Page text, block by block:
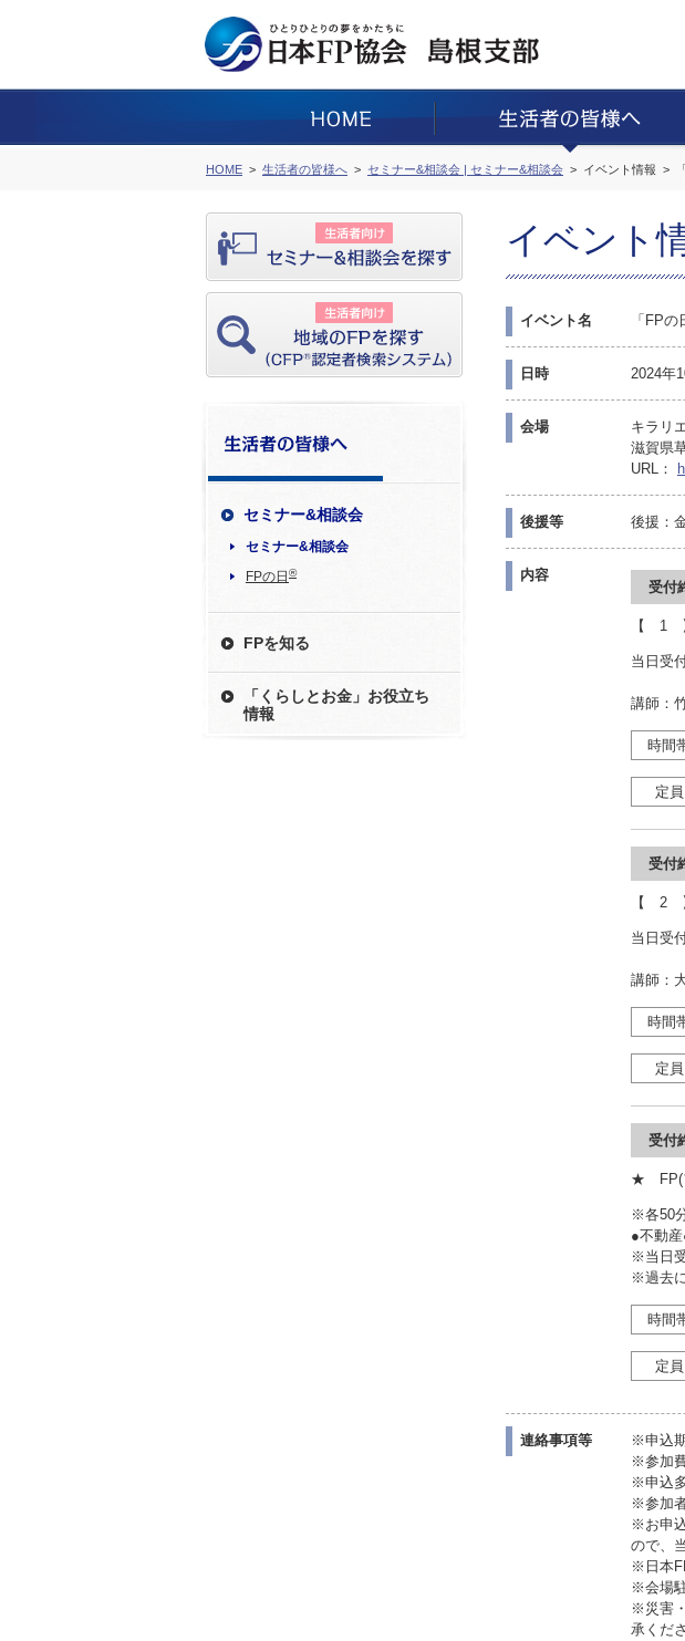
HOME 生活者の皆様へ セミナー&相談会 | セミナー&相談会 イベント情報
セミナー&相談会
セミナー&相談会
FPの日 ®
FPを知る
「くらしとお金」お役立ち
情報
イベント
イベント名 「FP
日時 2024年
会場
キラリ
滋賀県
URL：
後援等 後援：
内容
受付
【 1
当日受
講師：
時間
定員
受付
【 2
当日受
講師：
時間
定員
受付
★ FP(
※各50
●不動
※当日
※過去
時間
定員
連絡事項等
※申込
※参加
※申込
※参加
※お申
ので、
※日本
※会場
※災害
承くだ